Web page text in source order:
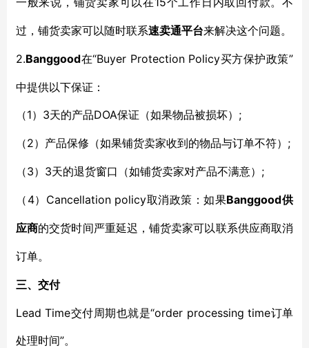
一般来说，铺货卖家可以在
过，铺货卖家可以随时联系速卖通平台来解决这个问题。
2.Banggood在“Buyer Protection Policy买方保护政策”
中提供以下保证：
（1） 3天的产品DOA保证（如果物品被损坏）;
（2） 产品保修（如果铺货卖家收到的物品与订单不符） ;
（3） 3天的退货窗口（如铺货卖家对产品不满意）;
（ 4） Cancellation policy取消政策：如果Banggood供
应商的交货时间严重延迟，铺货卖家可以联系供应商取消
订单。
三、交付
Lead Time交付周期也就是“order processing time订单
处理时间”。